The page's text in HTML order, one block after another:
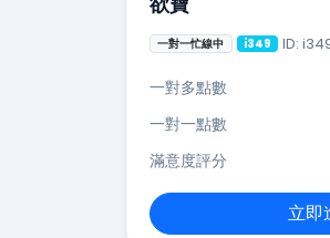
一對一忙線中 i349 ID:
一對多點數
一對一點數
滿意度評分
立即